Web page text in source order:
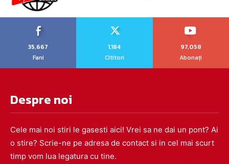
35,667
Fani
1,184
Cititori
97,058
Abonați
Despre noi
Cele mai noi stiri le gasesti aici! Vrei sa ne dai un pont? Ai
o stire? Scrie-ne pe adresa de contact si in cel mai scurt
timp vom lua legatura cu tine.